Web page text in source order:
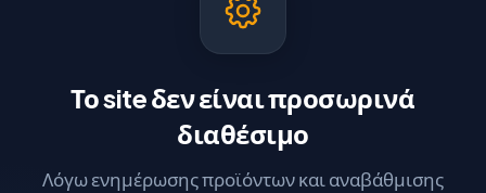
Το site δεν είναι προσωρινά
διαθέσιμο
Λόγω ενημέρωσης προϊόντων και αναβάθμισης